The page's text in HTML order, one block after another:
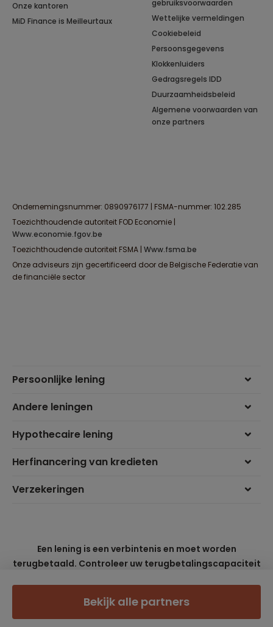
Bekijk alle partners
Onze kantoren
MiD Finance is Meilleurtaux
gebruiksvoorwaarden
Wettelijke vermeldingen
Cookiebeleid
Persoonsgegevens
Klokkenluiders
Gedragsregels IDD
Duurzaamheidsbeleid
Algemene voorwaarden van
onze partners
Ondernemingsnummer: 0890976177 | FSMA-nummer: 102.285
Toezichthoudende autoriteit FOD Economie |
www.economie.fgov.be
Toezichthoudende autoriteit FSMA |
www.fsma.be
Onze adviseurs zijn gecertificeerd door de Belgische Federatie van
de financiële sector
Persoonlijke lening
Andere leningen
Hypothecaire lening
Herfinancering van kredieten
Verzekeringen
Een lening is een verbintenis en moet worden
terugbetaald. Controleer uw terugbetalingscapaciteit